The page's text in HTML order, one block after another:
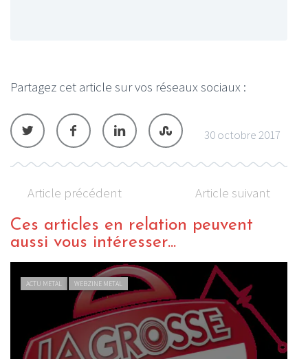
Partagez cet article sur vos réseaux sociaux :
30 octobre 2017
Article précédent Article suivant
Ces articles en relation peuvent
aussi vous intéresser...
ACTU METAL WEBZINE METAL